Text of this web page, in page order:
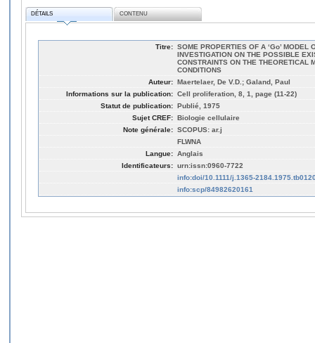
DÉTAILS CONTENU
Titre: SOME PROPERTIES OF A ‘Go’ MODEL
INVESTIGATION ON THE POSSIBLE
CONSTRAINTS ON THE THEORETICAL
CONDITIONS
Auteur: Maertelaer, De V.D.; Galand, Paul
Informations sur la publication: Cell proliferation, 8, 1, page (11-22)
Statut de publication: Publié, 1975
Sujet CREF: Biologie cellulaire
Note générale: SCOPUS: ar.j
FLWNA
Langue: Anglais
Identificateurs: urn:issn:0960-7722
info:doi/10.1111/j.1365-
info:scp/84982620161